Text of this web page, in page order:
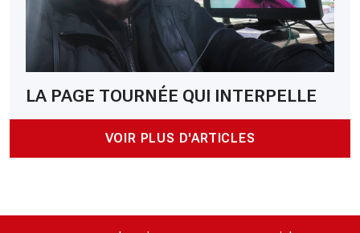
LA PAGE TOURNÉE QUI INTERPELLE
VOIR PLUS D'ARTICLES